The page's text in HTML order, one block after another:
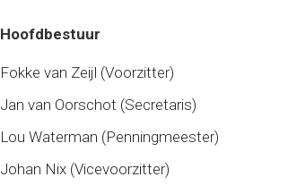
Hoofdbestuur
Fokke van Zeijl (Voorzitter)
Jan van Oorschot (Secretaris)
Lou Waterman (Penningmeester)
Johan Nix (Vicevoorzitter)